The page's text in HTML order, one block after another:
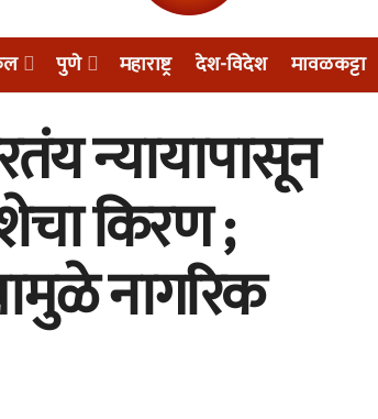
पुणे महाराष्ट्र देश-विदेश मावळकट्टा
न्यायापासून
किरण ;
नागरिक